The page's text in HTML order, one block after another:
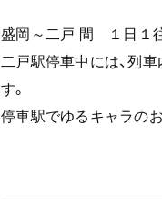
盛岡～二戸 間 １日１往
二戸駅停車中には、列
す。
停車駅でゆるキャラの